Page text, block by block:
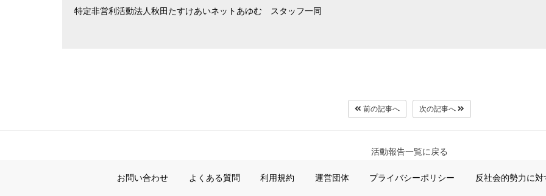
特定非営利活動法人秋田たすけあいネットあゆむ スタッフ一同
前の記事へ 次の記事へ
活動報告一覧に戻る
お問い合わせ よくある質問 利用規約 運営団体 プライバシーポリシー 反社会的勢力に